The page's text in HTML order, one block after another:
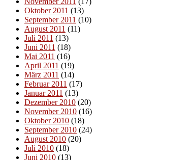
Oktober 2011 (13)
September 2011 (10)
August 2011 (11)
Juli 2011 (13)
Juni 2011 (18)
Mai 2011 (16)
April 2011 (19)
März 2011 (14)
Februar 2011 (17)
Januar 2011 (13)
Dezember 2010 (20)
November 2010 (16)
Oktober 2010 (18)
September 2010 (24)
August 2010 (20)
Juli 2010 (18)
Juni 2010 (13)